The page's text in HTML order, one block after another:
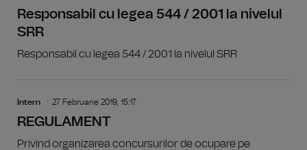
Responsabil cu legea 544 / 2001 la nivelul
SRR
Responsabil cu legea 544 / 2001 la nivelul SRR
Intern 27 Februarie 2019, 15:17
REGULAMENT
Privind organizarea concursurilor de ocupare pe